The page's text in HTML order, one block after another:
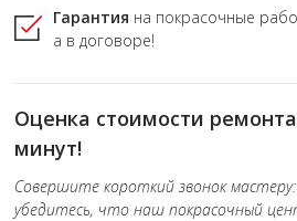
Гарантия на покрасочные
а в договоре!
Оценка стоимости
минут!
Совершите короткий звонок мастеру:
убедитесь, что наш покрасочный